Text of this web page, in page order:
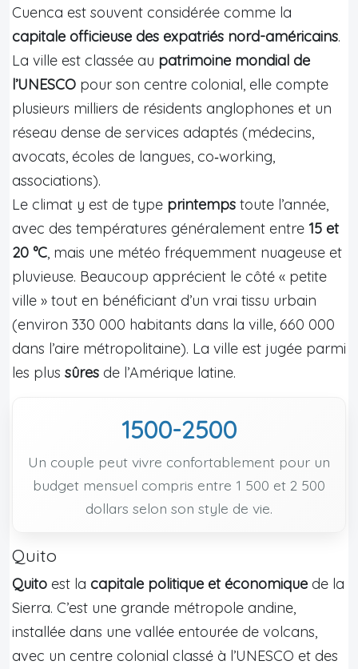
Cuenca est souvent considérée comme la
capitale officieuse des expatriés nord-américains.
La ville est classée au patrimoine mondial de
l’UNESCO pour son centre colonial, elle compte
plusieurs milliers de résidents anglophones et un
réseau dense de services adaptés (médecins,
avocats, écoles de langues, co‑working,
associations).
Le climat y est de type printemps toute l’année,
avec des températures généralement entre 15 et
20 °C, mais une météo fréquemment nuageuse et
pluvieuse. Beaucoup apprécient le côté « petite
ville » tout en bénéficiant d’un vrai tissu urbain
(environ 330 000 habitants dans la ville, 660 000
dans l’aire métropolitaine). La ville est jugée parmi
les plus sûres de l’Amérique latine.
1500-2500
Un couple peut vivre confortablement pour un
budget mensuel compris entre 1 500 et 2 500
dollars selon son style de vie.
Quito
Quito est la capitale politique et économique de la
Sierra. C’est une grande métropole andine,
installée dans une vallée entourée de volcans,
avec un centre colonial classé à l’UNESCO et des